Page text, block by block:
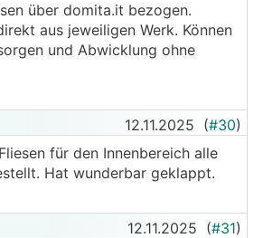
über domita.it bezogen.
aus jeweiligen Werk. Können
und Abwicklung ohne
12.11.2025 (#30)
für den Innenbereich alle
Hat wunderbar geklappt.
12.11.2025 (#31)